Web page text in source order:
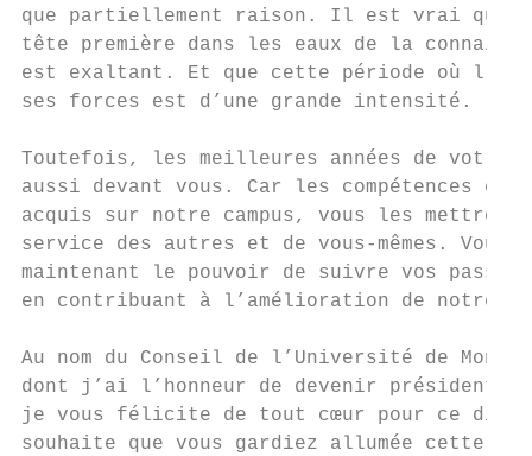
que partiellement raison. Il est vrai que
tête première dans les eaux de la
est exaltant. Et que cette période où
ses forces est d’une grande intensité.
Toutefois, les meilleures années de votre
aussi devant vous. Car les compétences
acquis sur notre campus, vous les
service des autres et de vous-mêmes.
maintenant le pouvoir de suivre vos
en contribuant à l’amélioration de notre
Au nom du Conseil de l’Université de
dont j’ai l’honneur de devenir président
je vous félicite de tout cœur pour ce
souhaite que vous gardiez allumée cette